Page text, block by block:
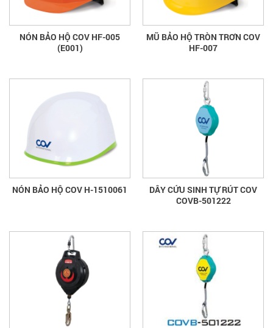
NÓN BẢO HỘ COV HF-005
(E001)
MŨ BẢO HỘ TRÒN TRƠN COV
HF-007
NÓN BẢO HỘ COV H-1510061
DÂY CỨU SINH TỰ RÚT COV
COVB-501222